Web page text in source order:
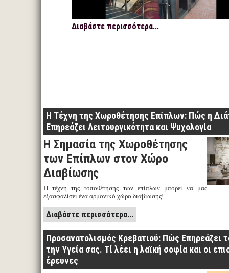
Διαβάστε περισσότερα...
Η Τέχνη της Χωροθέτησης Επίπλων: Πώς η
Επηρεάζει Λειτουργικότητα και Ψυχολογία
Η Σημασία της Χωροθέτησης
των Επίπλων στον Χώρο
Διαβίωσης
Η τέχνη της τοποθέτησης των επίπλων μπορεί να μας
εξασφαλίσει ένα αρμονικό χώρο διαβίωσης!
Διαβάστε περισσότερα...
Προσανατολισμός Κρεβατιού: Πώς Επηρεάζει
την Υγεία σας. Τί λέει η λαϊκή σοφία και οι
έρευνες